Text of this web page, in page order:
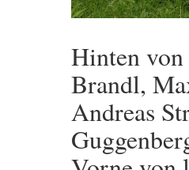
Hinten
Brandl,
Andreas